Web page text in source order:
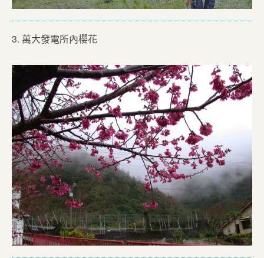
3. 萬大發電所內櫻花